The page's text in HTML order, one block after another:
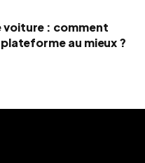
voiture : comment
au mieux ?